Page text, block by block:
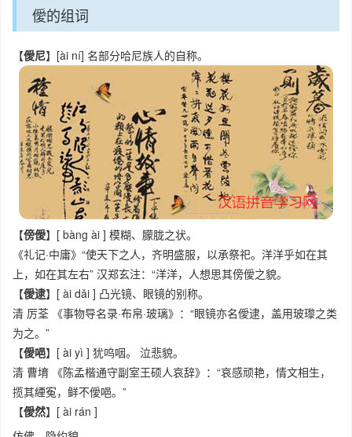
僾的组词
【僾尼】[ài ní] 名部分哈尼族人的自称。
【傍僾】[ bàng ài ] 模糊、朦胧之状。
《礼记·中庸》“使天下之人，齐明盛服，以承祭祀。洋洋乎如在其
上，如在其左右” 汉郑玄注：“洋洋，人想思其傍僾之貌。
【僾逮】[ ài dǎi ] 凸光镜、眼镜的别称。
清 厉荃 《事物导名录·布帛·玻璃》：“眼镜亦名僾逮，盖用玻瓈之类
为之。”
【僾唈】[ ài yì ] 犹呜咽。 泣悲貌。
清 曹堉 《陈孟楷通守副室王硕人哀辞》：“哀感顽艳，情文相生，
揽其緸寃，鲜不僾唈。”
【僾然】[ ài rán ]